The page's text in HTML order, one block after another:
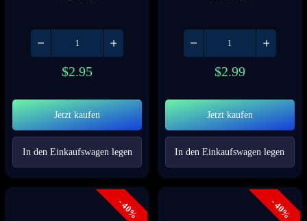
$2.95
Jetzt kaufen
In den Einkaufswagen legen
$2.99
Jetzt kaufen
In den Einkaufswagen legen
- 40% - 40%